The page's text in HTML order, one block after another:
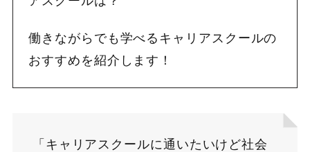
働きながらでも学べるキャリアスクールの
おすすめを紹介します！
「キャリアスクールに通いたいけど社会